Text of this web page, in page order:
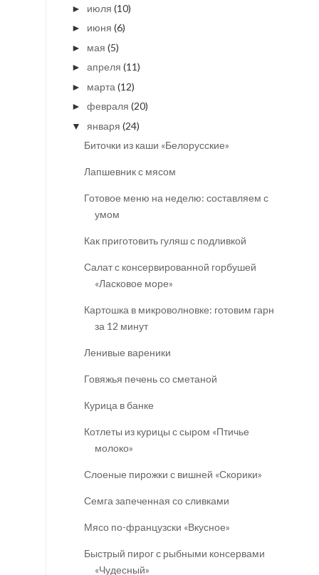
► июля (10)
► июня (6)
► мая (5)
► апреля (11)
► марта (12)
► февраля (20)
▼ января (24)
Биточки из каши «Белорусские»
Лапшевник с мясом
Готовое меню на неделю: составляем с
умом
Как приготовить гуляш с подливкой
Салат с консервированной горбушей
«Ласковое море»
Картошка в микроволновке: готовим гарнир
за 12 минут
Ленивые вареники
Говяжья печень со сметаной
Курица в банке
Котлеты из курицы с сыром «Птичье
молоко»
Слоеные пирожки с вишней «Скорики»
Семга запеченная со сливками
Мясо по-французски «Вкусное»
Быстрый пирог с рыбными консервами
«Чудесный»